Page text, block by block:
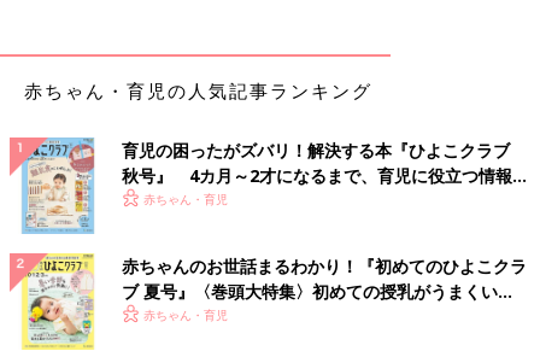
赤ちゃん・育児の人気記事ランキング
育児の困ったがズバリ！解決する本『ひよこクラブ
秋号』 4カ月～2才になるまで、育児に役立つ情報が
いっぱい！
赤ちゃん・育児
赤ちゃんのお世話まるわかり！『初めてのひよこクラ
ブ 夏号』〈巻頭大特集〉初めての授乳がうまくい
く！ おっぱい・ミルクの基本と夏のトラブル 解決テ
赤ちゃん・育児